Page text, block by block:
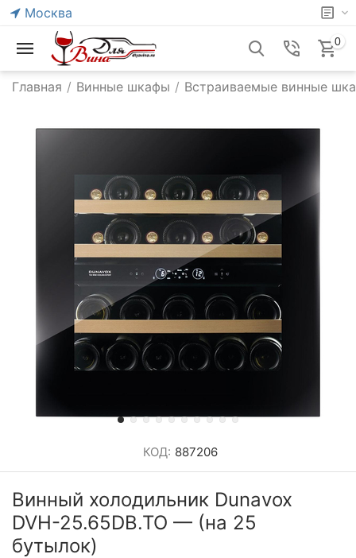
Москва
0
Главная / Винные шкафы / Встраиваемые винные
КОД: 887206
Винный холодильник Dunavox
DVH-25.65DB.TO — (на 25
бутылок)